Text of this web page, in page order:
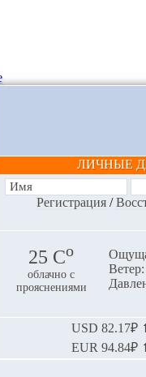
ЛИЧНЫЕ
Регистрация/
25 Сo
облачно с
прояснениями
USD 82.17₽
EUR 94.84₽